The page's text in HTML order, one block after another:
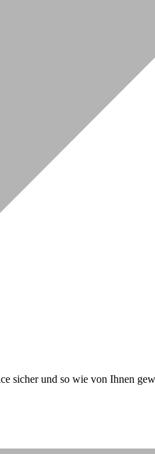
sicher und so wie von Ihnen